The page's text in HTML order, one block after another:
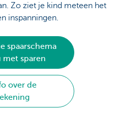
Zo ziet je kind meteen het
inspanningen.
spaarschema
met sparen
over de